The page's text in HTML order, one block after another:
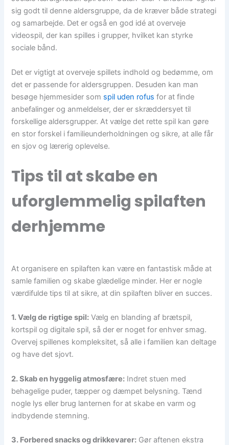
sig godt til denne aldersgruppe, da de kræver både strategi
og samarbejde. Det er også en god idé at overveje
videospil, der kan spilles i grupper, hvilket kan styrke
sociale bånd.
Det er vigtigt at overveje spillets indhold og bedømme, om
det er passende for aldersgruppen. Desuden kan man
besøge hjemmesider som spil uden rofus for at finde
anbefalinger og anmeldelser, der er skræddersyet til
forskellige aldersgrupper. At vælge det rette spil kan gøre
en stor forskel i familieunderholdningen og sikre, at alle får
en sjov og lærerig oplevelse.
Tips til at skabe en
uforglemmelig spilaften
derhjemme
At organisere en spilaften kan være en fantastisk måde at
samle familien og skabe glædelige minder. Her er nogle
værdifulde tips til at sikre, at din spilaften bliver en succes.
1. Vælg de rigtige spil: Vælg en blanding af brætspil,
kortspil og digitale spil, så der er noget for enhver smag.
Overvej spillenes kompleksitet, så alle i familien kan deltage
og have det sjovt.
2. Skab en hyggelig atmosfære: Indret stuen med
behagelige puder, tæpper og dæmpet belysning. Tænd
nogle lys eller brug lanternen for at skabe en varm og
indbydende stemning.
3. Forbered snacks og drikkevarer: Gør aftenen ekstra